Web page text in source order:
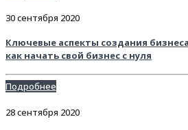
30 сентября 2020
Ключевые аспекты создания
как начать свой бизнес с нуля
Подробнее
28 сентября 2020